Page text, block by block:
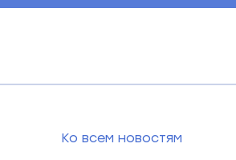
Ко всем новостям